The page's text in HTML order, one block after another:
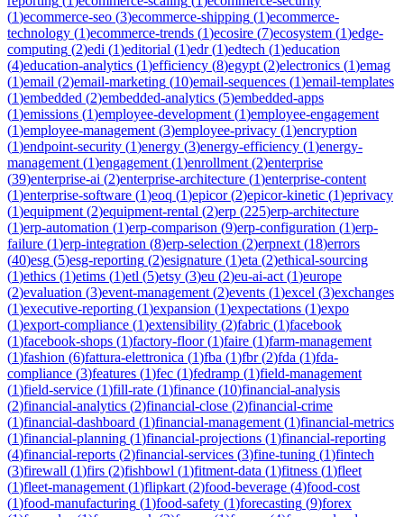
(1)ecommerce-seo (3)ecommerce-shipping (1)ecommerce-
technology (1)ecommerce-trends (1)ecosire (7)ecosystem (1)edge-
computing (2)edi (1)editorial (1)edr(1)edtech (1)education
(4)education-analytics (1)efficiency (8)egypt (2)electronics (1)emag
(1)email (2)email-marketing (10)email-sequences (1)email-templates
(1)embedded (2)embedded-analytics (5)embedded-apps
(1)emissions (1)employee-development (1)employee-engagement
(1)employee-management (3)employee-privacy (1)encryption
(1)endpoint-security (1)energy (3)energy-efficiency (1)energy-
management (1)engagement (1)enrollment (2)enterprise
(39)enterprise-ai (2)enterprise-architecture (1)enterprise-content
(1)enterprise-software (1)eoq (1)epicor(2)epicor-kinetic (1)eprivacy
(1)equipment (2)equipment-rental (2)erp (225)erp-architecture
(1)erp-automation (1)erp-comparison (9)erp-configuration (1)erp-
failure (1)erp-integration (8)erp-selection (2)erpnext (18)errors
(40)esg (5)esg-reporting (2)esignature (1)eta (2)ethical-sourcing
(1)ethics (1)etims (1)etl (5)etsy (3)eu (2)eu-ai-act (1)europe
(2)evaluation (3)event-management (2)events (1)excel (3)exchanges
(1)executive-reporting (1)expansion (1)expectations (1)expo
(1)export-compliance (1)extensibility (2)fabric (1)facebook
(1)facebook-shops (1)factory-floor(1)faire (1)farm-management
(1)fashion (6)fattura-elettronica (1)fba (1)fbr(2)fda (1)fda-
compliance (3)features (1)fec (1)fedramp (1)field-management
(1)field-service (1)fill-rate (1)finance (10)financial-analysis
(2)financial-analytics (2)financial-close (2)financial-crime
(1)financial-dashboard (1)financial-management (1)financial-metrics
(1)financial-planning (1)financial-projections (1)financial-reporting
(4)financial-reports (2)financial-services (3)fine-tuning (1)fintech
(3)firewall (1)firs (2)fishbowl (1)fitment-data (1)fitness (1)fleet
(1)fleet-management (1)flipkart (2)food-beverage (4)food-cost
(1)food-manufacturing (1)food-safety (1)forecasting (9)forex